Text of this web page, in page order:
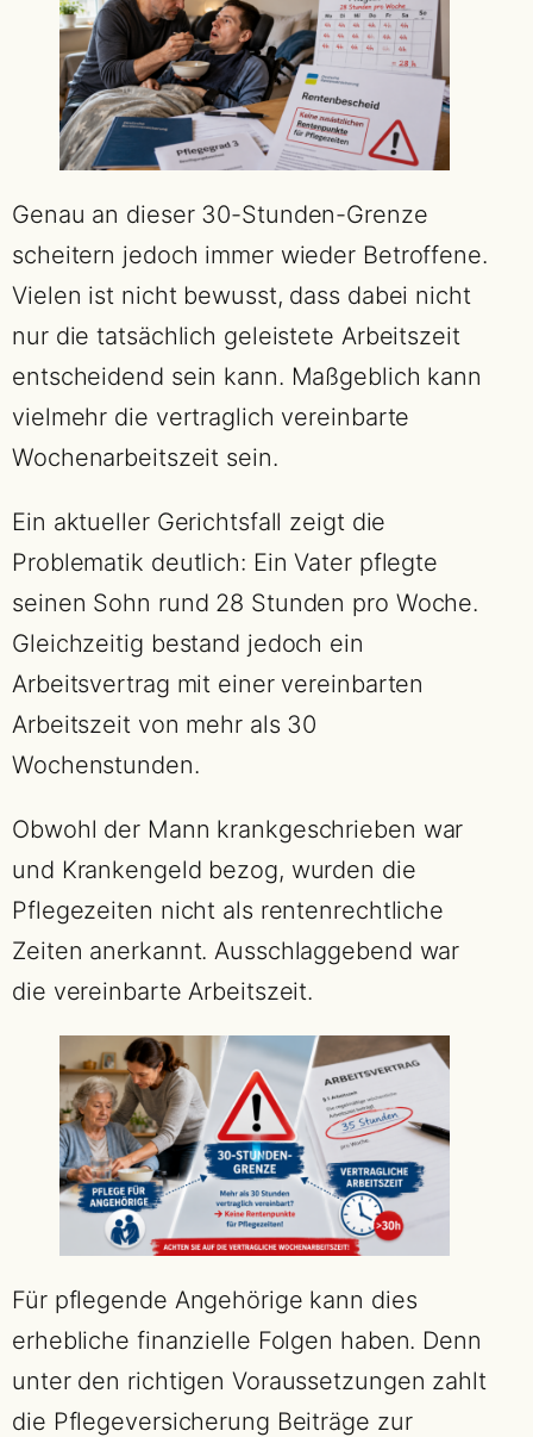
Genau an dieser 30-Stunden-Grenze
scheitern jedoch immer wieder Betroffene.
Vielen ist nicht bewusst, dass dabei nicht
nur die tatsächlich geleistete Arbeitszeit
entscheidend sein kann. Maßgeblich kann
vielmehr die vertraglich vereinbarte
Wochenarbeitszeit sein.
Ein aktueller Gerichtsfall zeigt die
Problematik deutlich: Ein Vater pflegte
seinen Sohn rund 28 Stunden pro Woche.
Gleichzeitig bestand jedoch ein
Arbeitsvertrag mit einer vereinbarten
Arbeitszeit von mehr als 30
Wochenstunden.
Obwohl der Mann krankgeschrieben war
und Krankengeld bezog, wurden die
Pflegezeiten nicht als rentenrechtliche
Zeiten anerkannt. Ausschlaggebend war
die vereinbarte Arbeitszeit.
Für pflegende Angehörige kann dies
erhebliche finanzielle Folgen haben. Denn
unter den richtigen Voraussetzungen zahlt
die Pflegeversicherung Beiträge zur